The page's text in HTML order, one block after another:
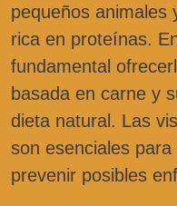
pequeños animales
rica en proteínas.
fundamental
basada en carne y
dieta natural. Las
son esenciales
prevenir posibles